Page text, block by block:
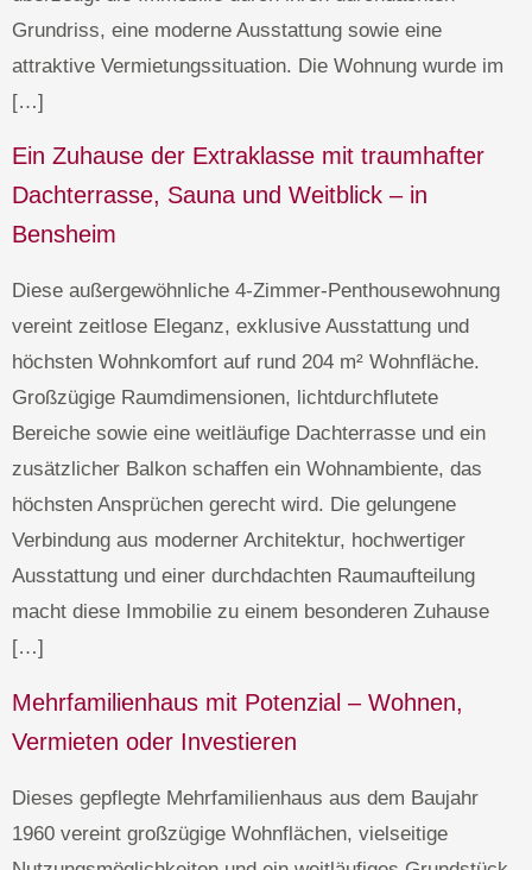
Grundriss, eine moderne Ausstattung sowie eine
attraktive Vermietungssituation. Die Wohnung wurde im
[…]
Ein Zuhause der Extraklasse mit traumhafter
Dachterrasse, Sauna und Weitblick – in
Bensheim
Diese außergewöhnliche 4-Zimmer-Penthousewohnung
vereint zeitlose Eleganz, exklusive Ausstattung und
höchsten Wohnkomfort auf rund 204 m² Wohnfläche.
Großzügige Raumdimensionen, lichtdurchflutete
Bereiche sowie eine weitläufige Dachterrasse und ein
zusätzlicher Balkon schaffen ein Wohnambiente, das
höchsten Ansprüchen gerecht wird. Die gelungene
Verbindung aus moderner Architektur, hochwertiger
Ausstattung und einer durchdachten Raumaufteilung
macht diese Immobilie zu einem besonderen Zuhause
[…]
Mehrfamilienhaus mit Potenzial – Wohnen,
Vermieten oder Investieren
Dieses gepflegte Mehrfamilienhaus aus dem Baujahr
1960 vereint großzügige Wohnflächen, vielseitige